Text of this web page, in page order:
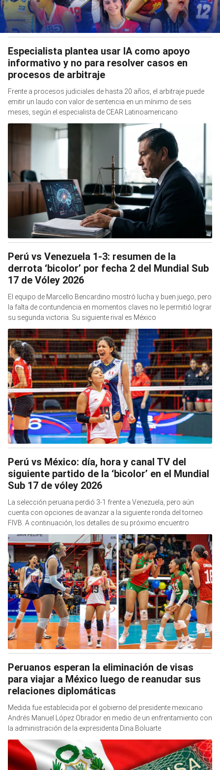
Especialista plantea usar IA como apoyo
informativo y no para resolver casos en
procesos de arbitraje
Frente a procesos judiciales de hasta 20 años, el arbitraje puede
emitir un laudo con valor de sentencia en un mínimo de seis
meses, según el especialista de CEAR Latinoamericano
Perú vs Venezuela 1-3: resumen de la
derrota ‘bicolor’ por fecha 2 del Mundial Sub
17 de Vóley 2026
El equipo de Marcello Bencardino mostró lucha y buen juego, pero
la falta de contundencia en momentos claves no le permitió lograr
su segunda victoria. Su siguiente rival es México
Perú vs México: día, hora y canal TV del
siguiente partido de la ‘bicolor’ en el Mundial
Sub 17 de vóley 2026
La selección peruana perdió 3-1 frente a Venezuela, pero aún
cuenta con opciones de avanzar a la siguiente ronda del torneo
FIVB. A continuación, los detalles de su próximo encuentro
Peruanos esperan la eliminación de visas
para viajar a México luego de reanudar sus
relaciones diplomáticas
Medida fue establecida por el gobierno del presidente mexicano
Andrés Manuel López Obrador en medio de un enfrentamiento con
la administración de la expresidenta Dina Boluarte